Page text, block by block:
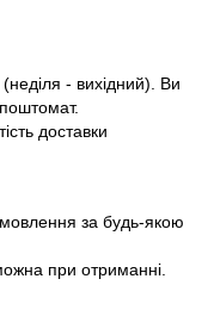
- вихідний). Ви
доставки
за будь-якою
при отриманні.